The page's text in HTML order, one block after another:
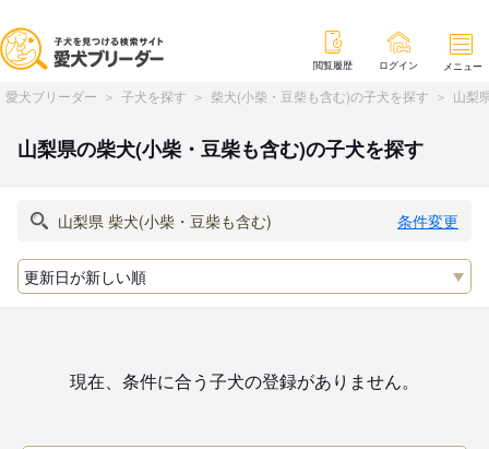
閲覧履歴 ログイン メニュー
愛犬ブリーダー 子犬を探す 柴犬(小柴・豆柴も含む)の子犬を探す 山梨
山梨県の柴犬(小柴・豆柴も含む)の子犬を探す
条件変更
現在、条件に合う子犬の登録がありません。